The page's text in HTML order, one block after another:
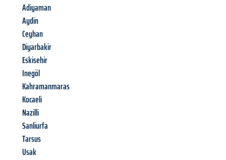
Adiyaman
Aydin
Ceyhan
Diyarbakir
Eskisehir
Inegöl
Kahramanmaras
Kocaeli
Nazilli
Sanliurfa
Tarsus
Usak